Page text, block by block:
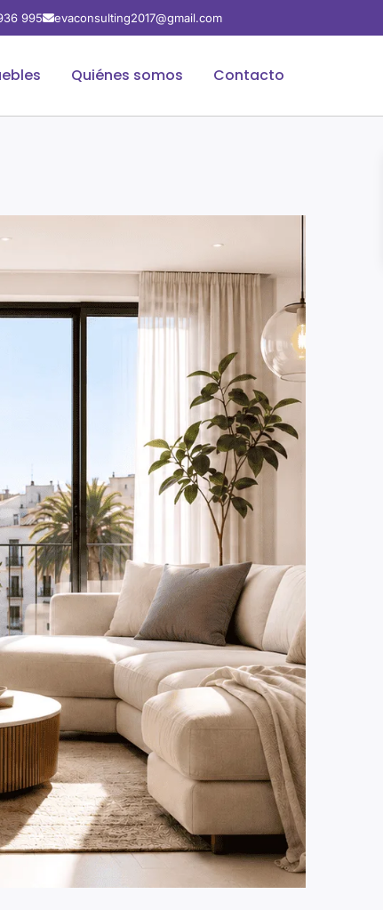
995 evaconsulting2017@gmail.com
Quiénes somos Contacto